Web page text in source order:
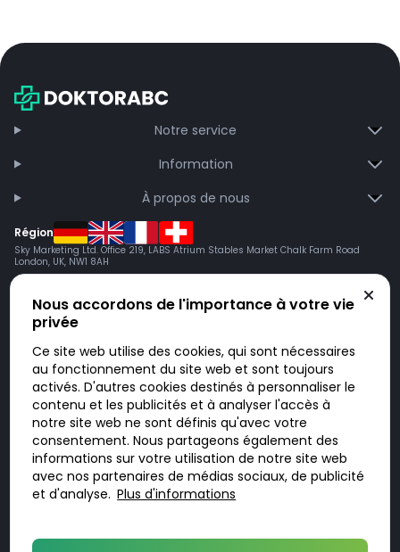
Notre service
Information
À propos de nous
Région
Sky Marketing Ltd. Office 219, LABS Atrium Stables Market Chalk Farm Road
London, UK, NW1 8AH
Doktorabc.com est une plateforme de mise en relation et n’est pas une
pharmacie en ligne. Nous ne vendons ni ne livrons de médicaments ou
autres produits. Les informations sur les produits, médicaments et prix
n’ont pas valeur d’offre. Vous êtes responsable du respect des lois en
vigueur dans votre pays. L’utilisation du site se fait à vos risques et sous
votre responsabilité. Vous visitez et utilisez ce site de votre propre
initiative.
Nous accordons de l'importance à votre vie
privée
Ce site web utilise des cookies, qui sont nécessaires
au fonctionnement du site web et sont toujours
activés. D'autres cookies destinés à personnaliser le
contenu et les publicités et à analyser l'accès à
notre site web ne sont définis qu'avec votre
consentement. Nous partageons également des
informations sur votre utilisation de notre site web
avec nos partenaires de médias sociaux, de publicité
et d'analyse. Plus d'informations